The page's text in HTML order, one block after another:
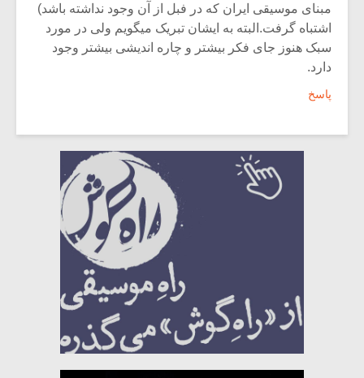
مبنای موسیقی ایران که در فبل از آن وجود نداشته باشد)
اشتباه گرفت.البته به ایشان تبریک میگویم ولی در مورد
سبک هنوز جای فکر بیشتر و چاره اندیشی بیشتر وجود
دارد.
پاسخ